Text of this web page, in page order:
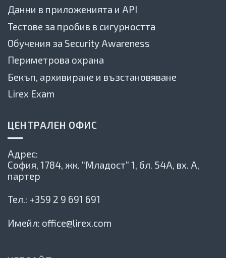
Данни в приложенията и API
Тестове за пробив в сигурността
Обучения за Security Awareness
Периметрова охрана
Бекъп, архивиране и възстановяване
Lirex Exam
ЦЕНТРАЛЕН ОФИС
Адрес:
София, 1784, жк. “Младост” 1, бл. 54А, вх. А,
партер
Тел.: +359 2 9 691 691
Имейл: office@lirex.com